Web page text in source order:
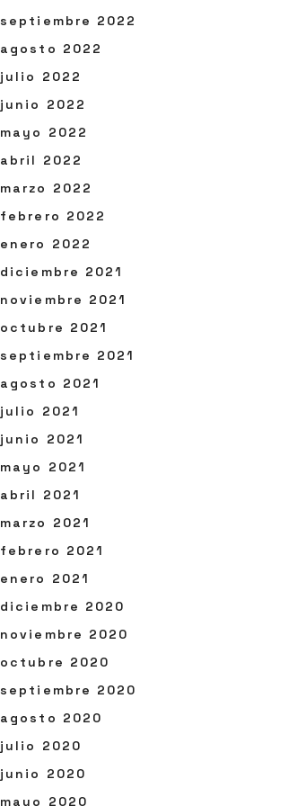
septiembre 2022
agosto 2022
julio 2022
junio 2022
mayo 2022
abril 2022
marzo 2022
febrero 2022
enero 2022
diciembre 2021
noviembre 2021
octubre 2021
septiembre 2021
agosto 2021
julio 2021
junio 2021
mayo 2021
abril 2021
marzo 2021
febrero 2021
enero 2021
diciembre 2020
noviembre 2020
octubre 2020
septiembre 2020
agosto 2020
julio 2020
junio 2020
mayo 2020